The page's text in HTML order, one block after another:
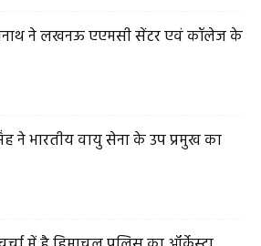
ने लखनऊ एएमसी सेंटर एवं कॉलेज के
ने भारतीय वायु सेना के उप प्रमुख का